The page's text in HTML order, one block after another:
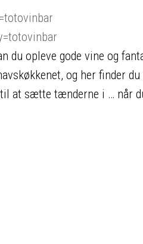
du opleve gode vine og
og her finder
at sætte tænderne i … når